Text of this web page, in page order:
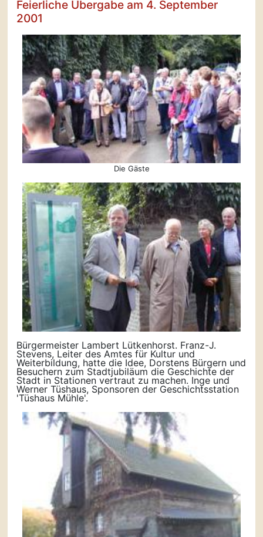
Feierliche Übergabe am 4. September
2001
Die Gäste
Bürgermeister Lambert Lütkenhorst. Franz-J.
Stevens, Leiter des Amtes für Kultur und
Weiterbildung, hatte die Idee, Dorstens Bürgern und
Besuchern zum Stadtjubiläum die Geschichte der
Stadt in Stationen vertraut zu machen. Inge und
Werner Tüshaus, Sponsoren der Geschichtsstation
'Tüshaus Mühle'.